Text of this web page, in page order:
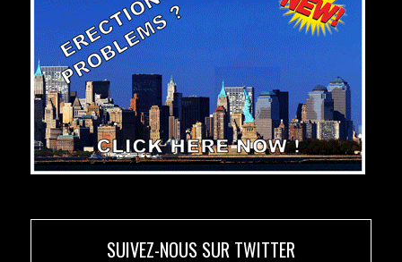
SUIVEZ-NOUS SUR TWITTER